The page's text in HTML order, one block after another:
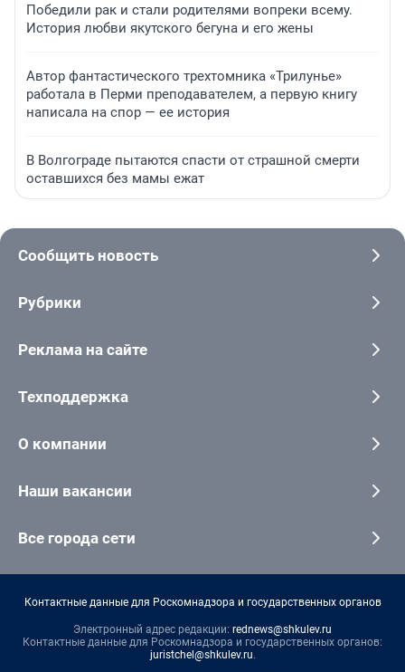
Победили рак и стали родителями вопреки всему.
История любви якутского бегуна и его жены
Автор фантастического трехтомника «Трилунье»
работала в Перми преподавателем, а первую книгу
написала на спор — ее история
В Волгограде пытаются спасти от страшной смерти
оставшихся без мамы ежат
Сообщить новость
Рубрики
Реклама на сайте
Техподдержка
О компании
Наши вакансии
Все города сети
Контактные данные для Роскомнадзора и государственных органов
Электронный адрес редакции: rednews@shkulev.ru
Контактные данные для Роскомнадзора и государственных органов:
juristchel@shkulev.ru.